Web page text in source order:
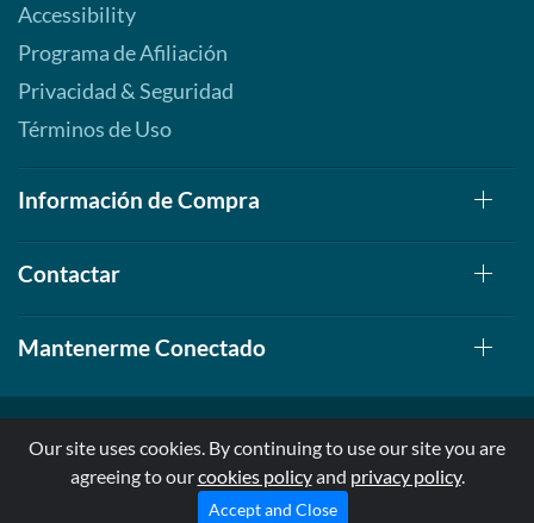
Accessibility
Programa de Afiliación
Privacidad & Seguridad
Términos de Uso
Información de Compra
Contactar
Mantenerme Conectado
© 1999-2026, AllStarHealth.com | All Rights Reserved
* Estas declaraciones no han sido evaluadas por la FDA
Our site uses cookies. By continuing to use our site you are
agreeing to ourcookies policyand privacy policy.
Accept and Close